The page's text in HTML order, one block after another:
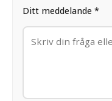
Ditt meddelande *